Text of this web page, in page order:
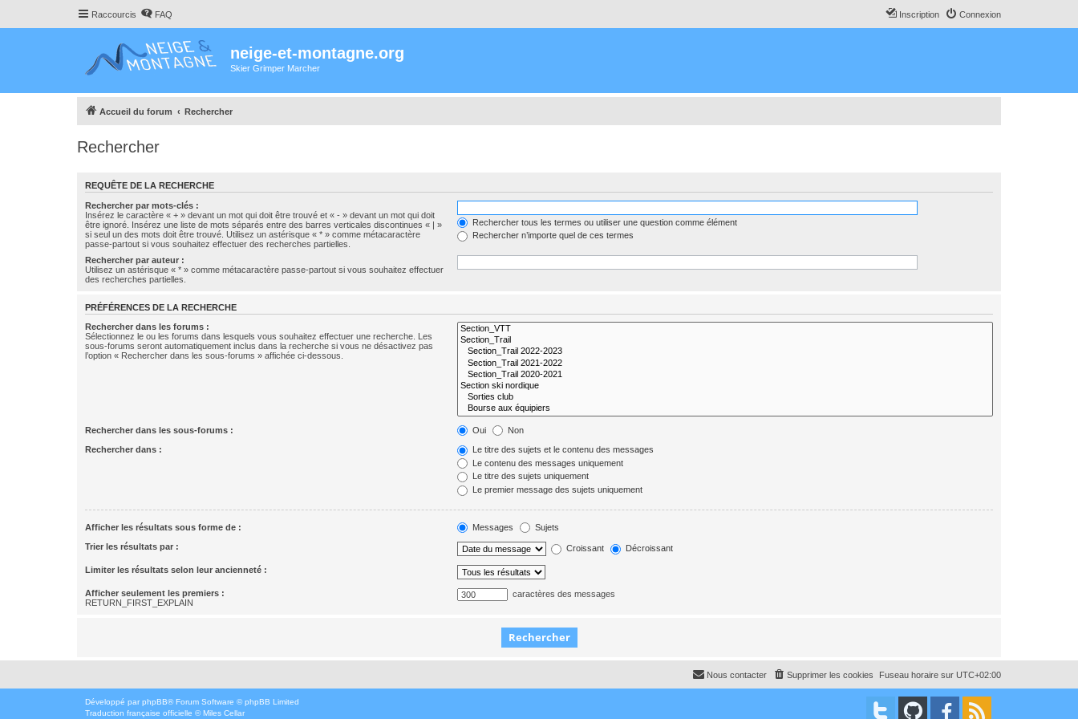
Raccourcis FAQ Connexion
Inscription
neige-et-montagne.org
Skier Grimper Marcher
Accueil du forum Rechercher
Rechercher
REQUÊTE DE LA RECHERCHE
Rechercher par mots-clés :
Insérez le caractère « + » devant un mot qui doit être trouvé et « - » devant un mot qui doit
être ignoré. Insérez une liste de mots séparés entre des barres verticales discontinues « | »
si seul un des mots doit être trouvé. Utilisez un astérisque « * » comme métacaractère
passe-partout si vous souhaitez effectuer des recherches partielles.
Rechercher tous les termes ou utiliser une question comme élément
Rechercher n’importe quel de ces termes
Rechercher par auteur :
Utilisez un astérisque « * » comme métacaractère passe-partout si vous souhaitez effectuer
des recherches partielles.
PRÉFÉRENCES DE LA RECHERCHE
Rechercher dans les forums :
Sélectionnez le ou les forums dans lesquels vous souhaitez effectuer une recherche. Les
sous-forums seront automatiquement inclus dans la recherche si vous ne désactivez pas
l’option « Rechercher dans les sous-forums » affichée ci-dessous.
Rechercher dans les sous-forums : Oui Non
Rechercher dans :
Le titre des sujets et le contenu des messages
Le contenu des messages uniquement
Le titre des sujets uniquement
Le premier message des sujets uniquement
Afficher les résultats sous forme de : Messages Sujets
Trier les résultats par : Croissant Décroissant
Limiter les résultats selon leur ancienneté :
Afficher seulement les premiers :
RETURN_FIRST_EXPLAIN
caractères des messages
Fuseau horaire sur UTC+02:00
Supprimer les cookies
Nous contacter
Développé par phpBB® Forum Software © phpBB Limited
Traduction française officielle ©Miles Cellar